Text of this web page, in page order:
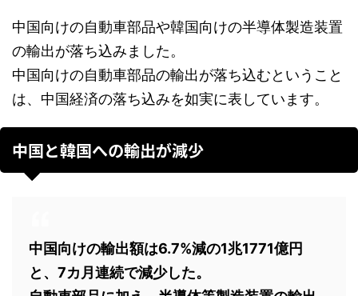
中国向けの自動車部品や韓国向けの半導体製造装置
の輸出が落ち込みました。
中国向けの自動車部品の輸出が落ち込むということ
は、中国経済の落ち込みを如実に表しています。
中国と韓国への輸出が減少
中国向けの輸出額は6.7%減の1兆1771億円
と、7カ月連続で減少した。